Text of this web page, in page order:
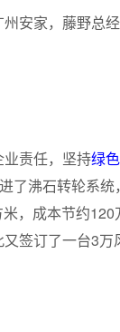
安家，藤野总
责任，坚持绿
了沸石转轮系
，成本节约
签订了一台3